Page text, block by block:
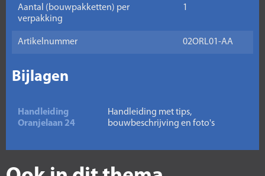
Aantal (bouwpakketten) per
verpakking
1
Artikelnummer 02ORL01-AA
Bijlagen
Handleiding
Oranjelaan 24
Handleiding met tips,
bouwbeschrijving en foto's